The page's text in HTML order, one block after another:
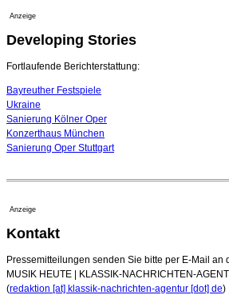
Dirigent Nicolás Pasquet mit Würth-
Jeunesses Musicales ausgezeichnet
07. August 2026 - 13:20 Uhr
Anzeige
Developing Stories
Fortlaufende Berichterstattung:
Bayreuther Festspiele
Ukraine
Sanierung Kölner Oper
Konzerthaus München
Sanierung Oper Stuttgart
Anzeige
Kontakt
Pressemitteilungen senden Sie bitte per E-Mail an
MUSIK HEUTE | KLASSIK-NACHRICHTEN-
(redaktion [at] klassik-nachrichten-agentur [dot] de)